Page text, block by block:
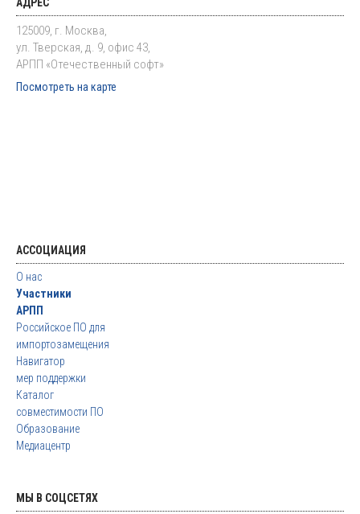
125009, г. Москва,
ул. Тверская, д. 9, офис 43,
АРПП «Отечественный софт»
Посмотреть на карте
АССОЦИАЦИЯ
О нас
Участники
АРПП
Российское ПО для
импортозамещения
Навигатор
мер поддержки
Каталог
совместимости ПО
Образование
Медиацентр
МЫ В СОЦСЕТЯХ